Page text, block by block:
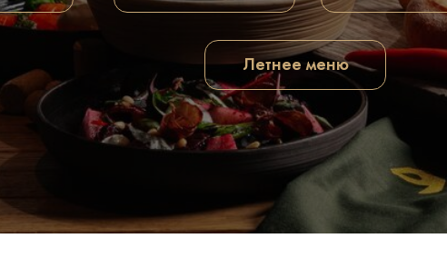
Летнее меню